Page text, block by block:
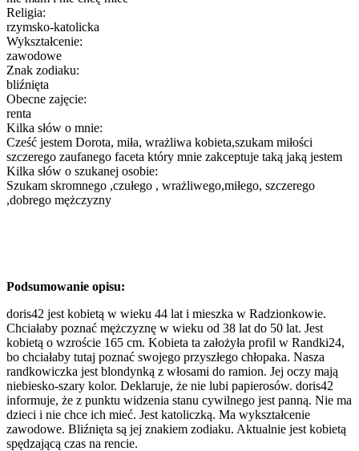
Religia:
rzymsko-katolicka
Wykształcenie:
zawodowe
Znak zodiaku:
bliźnięta
Obecne zajęcie:
renta
Kilka słów o mnie:
Cześć jestem Dorota, miła, wrażliwa kobieta,szukam miłości
szczerego zaufanego faceta który mnie zakceptuje taką jaką jestem
Kilka słów o szukanej osobie:
Szukam skromnego ,czułego , wrażliwego,miłego, szczerego
,dobrego mężczyzny
Podsumowanie opisu:
doris42 jest kobietą w wieku 44 lat i mieszka w Radzionkowie.
Chciałaby poznać mężczyznę w wieku od 38 lat do 50 lat. Jest
kobietą o wzroście 165 cm. Kobieta ta założyła profil w Randki24,
bo chciałaby tutaj poznać swojego przyszłego chłopaka. Nasza
randkowiczka jest blondynką z włosami do ramion. Jej oczy mają
niebiesko-szary kolor. Deklaruje, że nie lubi papierosów. doris42
informuje, że z punktu widzenia stanu cywilnego jest panną. Nie ma
dzieci i nie chce ich mieć. Jest katoliczką. Ma wykształcenie
zawodowe. Bliźnięta są jej znakiem zodiaku. Aktualnie jest kobietą
spędzającą czas na rencie.